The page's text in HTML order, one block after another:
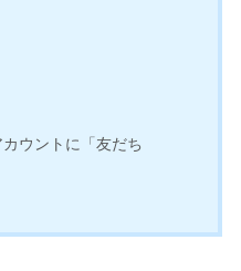
ウントに「友だち